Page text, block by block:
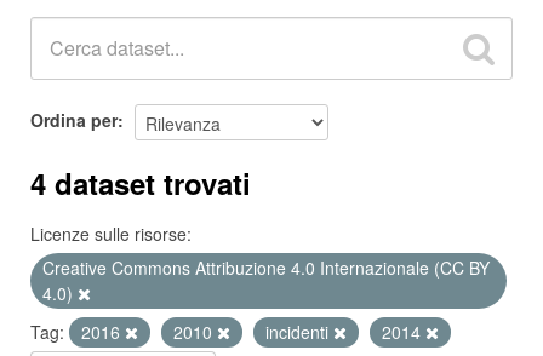
Ordina per
4 dataset trovati
Licenze sulle risorse:
Creative Commons Attribuzione 4.0 Internazionale (CC BY
4.0)
Tag:
2016 2010 incidenti
2014